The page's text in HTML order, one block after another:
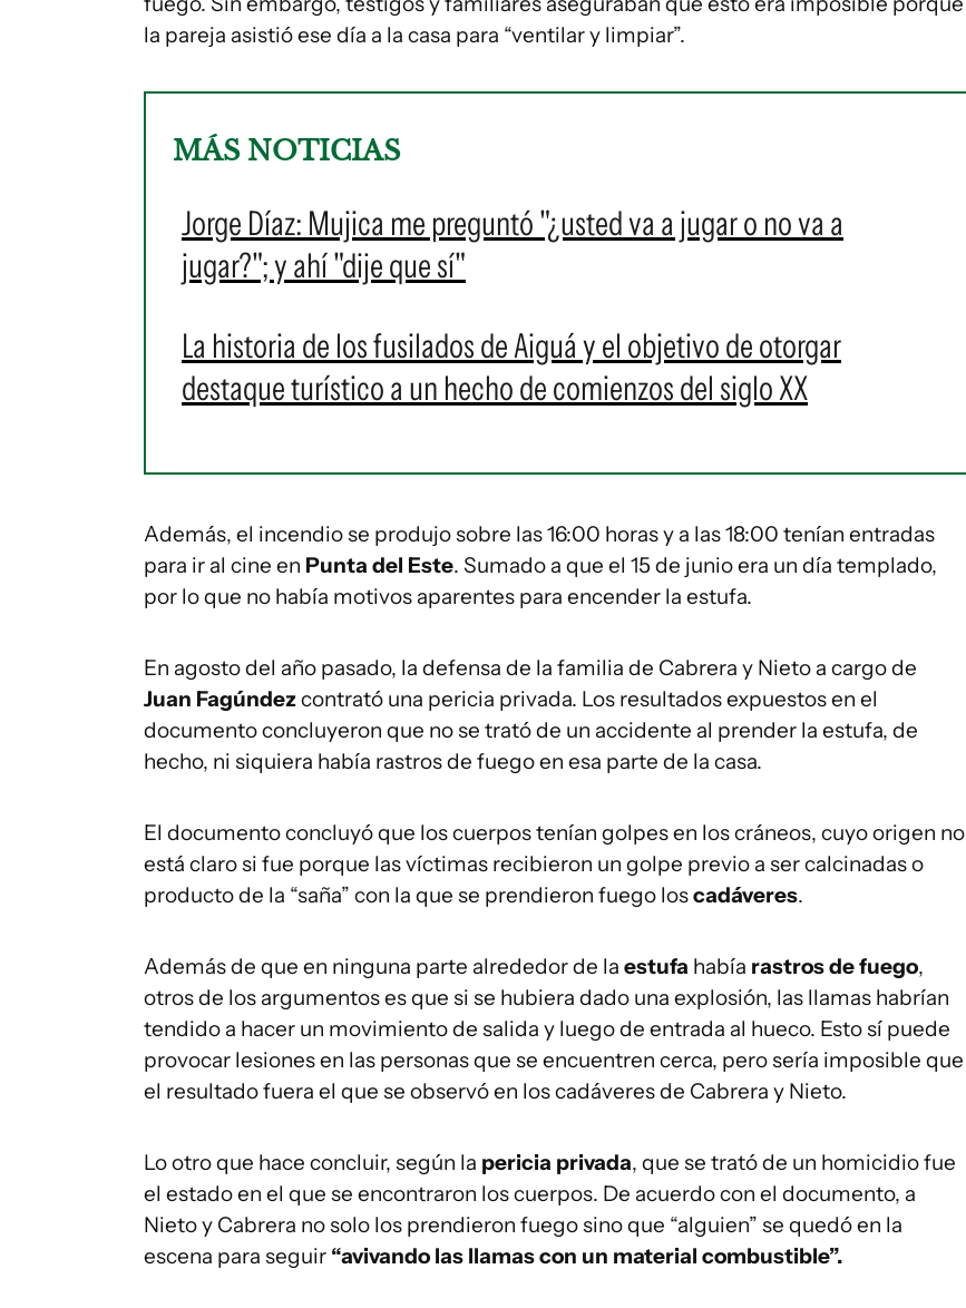
la pareja asistió ese día a la casa para “ventilar y limpiar”.
MÁS NOTICIAS
Jorge Díaz: Mujica me preguntó "¿usted va a jugar o no va a
jugar?"; y ahí "dije que sí"
La historia de los fusilados de Aiguá y el objetivo de otorgar
destaque turístico a un hecho de comienzos del siglo XX
Además, el incendio se produjo sobre las 16:00 horas y a las 18:00 tenían entradas
para ir al cine en Punta del Este. Sumado a que el 15 de junio era un día templado,
por lo que no había motivos aparentes para encender la estufa.
En agosto del año pasado, la defensa de la familia de Cabrera y Nieto a cargo de
Juan Fagúndezcontrató una pericia privada. Los resultados expuestos en el
documento concluyeron que no se trató de un accidente al prender la estufa, de
hecho, ni siquiera había rastros de fuego en esa parte de la casa.
El documento concluyó que los cuerpos tenían golpes en los cráneos, cuyo origen no
está claro si fue porque las víctimas recibieron un golpe previo a ser calcinadas o
producto de la “saña” con la que se prendieron fuego loscadáveres.
Además de que en ninguna parte alrededor de la estufa había rastros de fuego,
otros de los argumentos es que si se hubiera dado una explosión, las llamas habrían
tendido a hacer un movimiento de salida y luego de entrada al hueco. Esto sí puede
provocar lesiones en las personas que se encuentren cerca, pero sería imposible que
el resultado fuera el que se observó en los cadáveres de Cabrera y Nieto.
Lo otro que hace concluir, según la pericia privada, que se trató de un homicidio fue
el estado en el que se encontraron los cuerpos. De acuerdo con el documento, a
Nieto y Cabrera no solo los prendieron fuego sino que “alguien” se quedó en la
escena para seguir “avivando las llamas con un material combustible”.